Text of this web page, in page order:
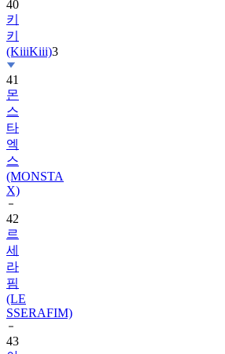
키
(KiiiKiii)
41
몬
스
타
엑
스
(MONSTA
X)
42
르
세
라
핌
(LE
SSERAFIM)
43
아
홉